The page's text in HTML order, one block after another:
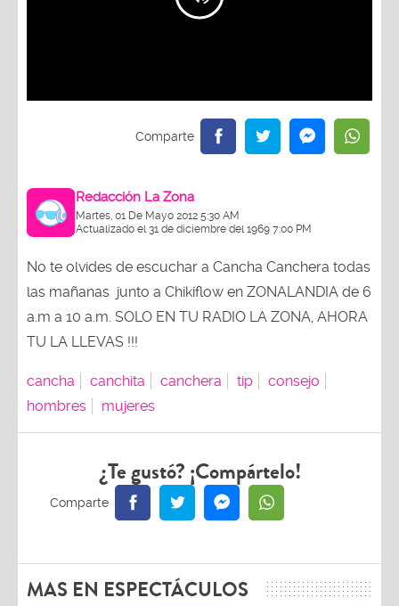
Redacción La Zona
Martes, 01 De Mayo 2012 5:30 AM
Actualizado el 31 de diciembre del 1969 7:00 PM
No te olvides de escuchar a Cancha Canchera todas
las mañanas junto a Chikiflow en ZONALANDIA de 6
a.m a 10 a.m. SOLO EN TU RADIO LA ZONA, AHORA
TU LA LLEVAS !!!
cancha canchita canchera tip
consejo
hombres
mujeres
¿Te gustó? ¡Compártelo!
MAS EN ESPECTÁCULOS